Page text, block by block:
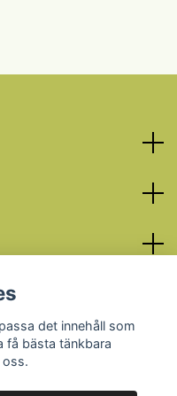
det innehåll som
få bästa tänkbara
oss.